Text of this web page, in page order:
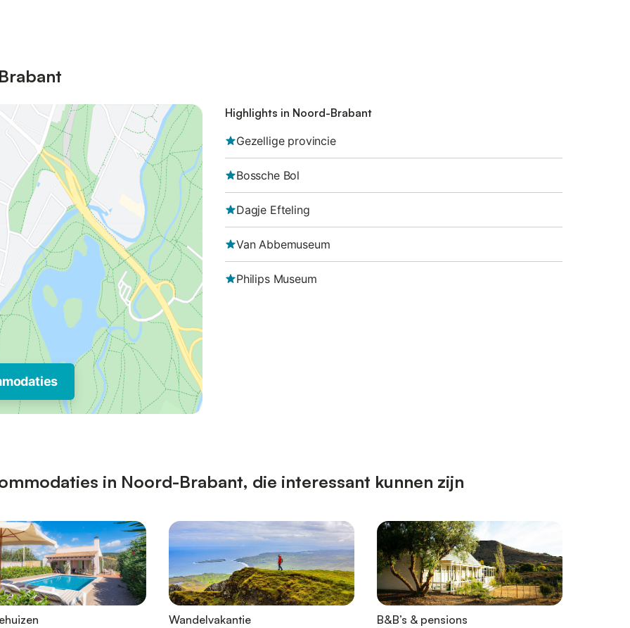
Highlights in Noord-Brabant
Gezellige provincie
Bossche Bol
Dagje Efteling
Van Abbemuseum
Philips Museum
in Noord-Brabant, die interessant kunnen zijn
Wandelvakantie B&B’s & pensions